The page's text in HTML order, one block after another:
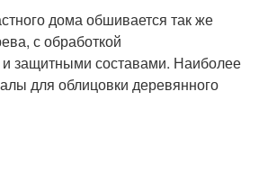
дома обшивается так же
с обработкой
защитными составами. Наиболее
для облицовки деревянного